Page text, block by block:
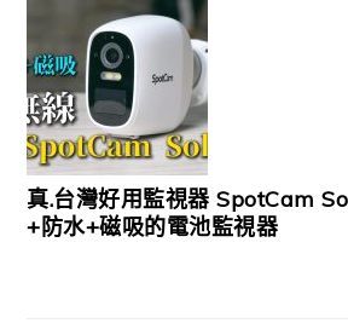
真.台灣好用監視器 SpotCam
+防水+磁吸的電池監視器